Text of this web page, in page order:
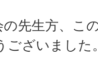
の先生方、こ
ございました